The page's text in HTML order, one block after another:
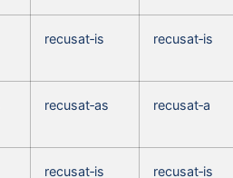
recusat‑is recusat‑is
recusat‑as recusat‑a
recusat‑is recusat‑is